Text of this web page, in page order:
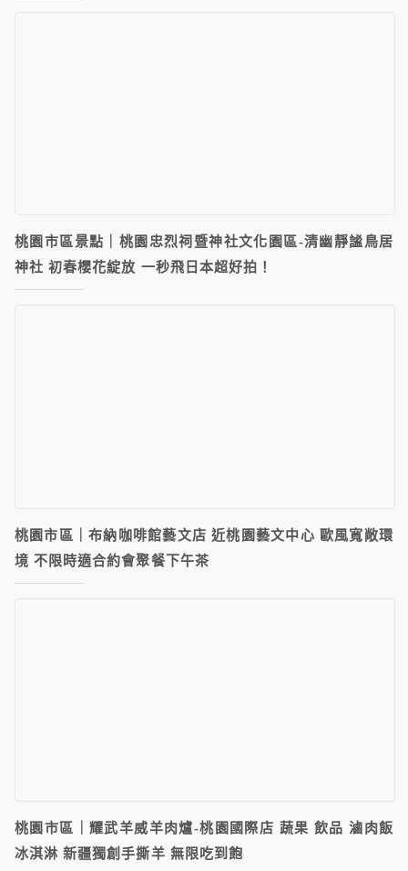
桃園市區景點｜桃園忠烈祠暨神社文化園區-清幽靜謐鳥居
神社 初春櫻花綻放 一秒飛日本超好拍！
桃園市區｜布納咖啡館藝文店 近桃園藝文中心 歐風寬敞環
境 不限時適合約會聚餐下午茶
桃園市區｜耀武羊威羊肉爐-桃園國際店 蔬果 飲品 滷肉飯
冰淇淋 新疆獨創手撕羊 無限吃到飽